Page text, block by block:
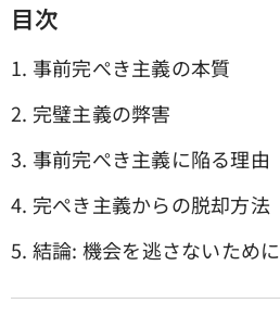
目次
1. 事前完ぺき主義の本質
2. 完璧主義の弊害
3. 事前完ぺき主義に陥る理由
4. 完ぺき主義からの脱却方法
5. 結論: 機会を逃さないために